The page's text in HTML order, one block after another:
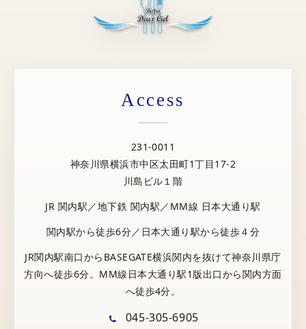
Access
231-0011
神奈川県横浜市中区太田町1丁目17-2
川島ビル１階
JR 関内駅／地下鉄 関内駅／MM線 日本大通り駅
関内駅から徒歩6分／日本大通り駅から徒歩４分
JR関内駅南口からBASEGATE横浜関内を抜けて神奈川県庁
方向へ徒歩6分。MM線日本大通り駅1版出口から関内方面
へ徒歩4分。
045-305-6905